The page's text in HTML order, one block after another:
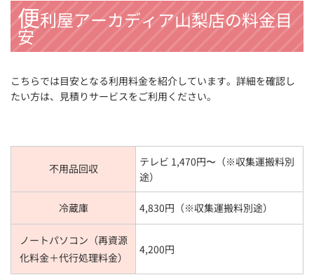
便利屋アーカディア山梨店の料金目
安
こちらでは目安となる利用料金を紹介しています。詳細を確認し
たい方は、見積りサービスをご利用ください。
不用品回収
テレビ 1,470円〜（※収集運搬料別
途）
冷蔵庫 4,830円（※収集運搬料別途）
ノートパソコン（再資源
化料金＋代行処理料金）
4,200円